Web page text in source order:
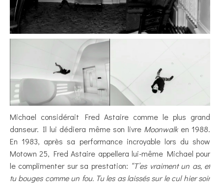
Michael considérait Fred Astaire comme le plus grand
danseur. Il lui dédiera même son livre Moonwalken 1988.
En 1983, après sa performance incroyable lors du show
Motown 25, Fred Astaire appellera lui-même Michael pour
le complimenter sur sa prestation: “T’es vraiment un as, et
tu bouges comme un fou. Tu les as laissés sur le cul hier soir